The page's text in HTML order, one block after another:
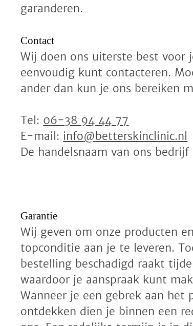
garanderen.
Contact
Wij doen ons uiterste best voor
eenvoudig kunt contacteren.
ander dan kun je ons bereiken
Tel: 06-38 94 44 77
E-mail: info@betterskinclinic.nl
De handelsnaam van ons
Garantie
Wij geven om onze producten
topconditie aan je te leveren.
bestelling beschadigd raakt
waardoor je aanspraak kunt
Wanneer je een gebrek aan
ontdekken dien je binnen een